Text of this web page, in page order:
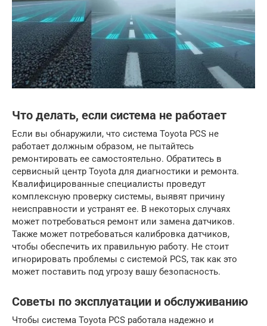
Что делать, если система не работает
Если вы обнаружили, что система Toyota PCS не
работает должным образом, не пытайтесь
ремонтировать ее самостоятельно. Обратитесь в
сервисный центр Toyota для диагностики и ремонта.
Квалифицированные специалисты проведут
комплексную проверку системы, выявят причину
неисправности и устранят ее. В некоторых случаях
может потребоваться ремонт или замена датчиков.
Также может потребоваться калибровка датчиков,
чтобы обеспечить их правильную работу. Не стоит
игнорировать проблемы с системой PCS, так как это
может поставить под угрозу вашу безопасность.
Советы по эксплуатации и обслуживанию
Чтобы система Toyota PCS работала надежно и